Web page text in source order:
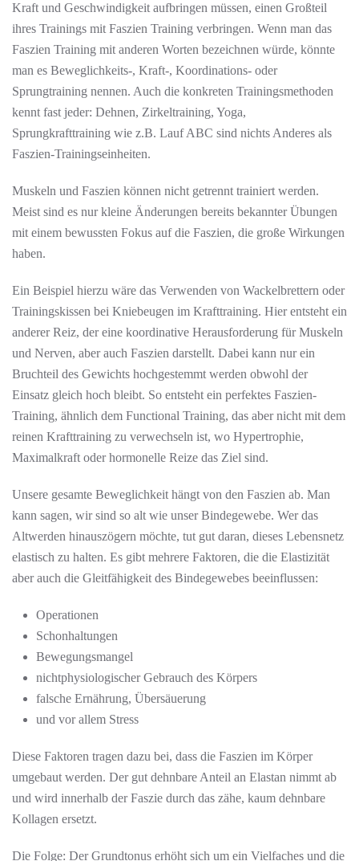
Kraft und Geschwindigkeit aufbringen müssen, einen Großteil
ihres Trainings mit Faszien Training verbringen. Wenn man das
Faszien Training mit anderen Worten bezeichnen würde, könnte
man es Beweglichkeits-, Kraft-, Koordinations- oder
Sprungtraining nennen. Auch die konkreten Trainingsmethoden
kennt fast jeder: Dehnen, Zirkeltraining, Yoga,
Sprungkrafttraining wie z.B. Lauf ABC sind nichts Anderes als
Faszien-Trainingseinheiten.
Muskeln und Faszien können nicht getrennt trainiert werden.
Meist sind es nur kleine Änderungen bereits bekannter Übungen
mit einem bewussten Fokus auf die Faszien, die große Wirkungen
haben.
Ein Beispiel hierzu wäre das Verwenden von Wackelbrettern oder
Trainingskissen bei Kniebeugen im Krafttraining. Hier entsteht ein
anderer Reiz, der eine koordinative Herausforderung für Muskeln
und Nerven, aber auch Faszien darstellt. Dabei kann nur ein
Bruchteil des Gewichts hochgestemmt werden obwohl der
Einsatz gleich hoch bleibt. So entsteht ein perfektes Faszien-
Training, ähnlich dem Functional Training, das aber nicht mit dem
reinen Krafttraining zu verwechseln ist, wo Hypertrophie,
Maximalkraft oder hormonelle Reize das Ziel sind.
Unsere gesamte Beweglichkeit hängt von den Faszien ab. Man
kann sagen, wir sind so alt wie unser Bindegewebe. Wer das
Altwerden hinauszögern möchte, tut gut daran, dieses Lebensnetz
elastisch zu halten. Es gibt mehrere Faktoren, die die Elastizität
aber auch die Gleitfähigkeit des Bindegewebes beeinflussen:
Operationen
Schonhaltungen
Bewegungsmangel
nichtphysiologischer Gebrauch des Körpers
falsche Ernährung, Übersäuerung
und vor allem Stress
Diese Faktoren tragen dazu bei, dass die Faszien im Körper
umgebaut werden. Der gut dehnbare Anteil an Elastan nimmt ab
und wird innerhalb der Faszie durch das zähe, kaum dehnbare
Kollagen ersetzt.
Die Folge: Der Grundtonus erhöht sich um ein Vielfaches und die